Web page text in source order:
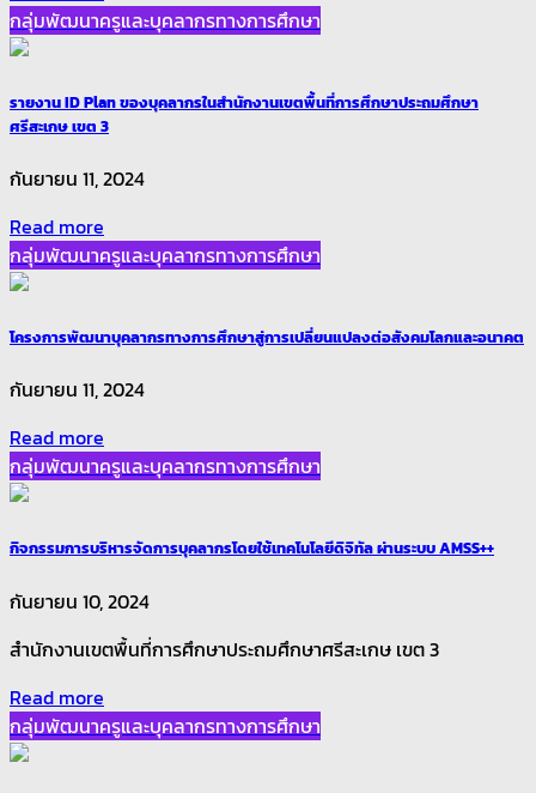
กลุ่มพัฒนาครูและบุคลากรทางการศึกษา
รายงาน ID Plan ของบุคลากรในสำนักงานเขตพื้นที่การศึกษาประถมศึกษา
ศรีสะเกษ เขต 3
กันยายน 11, 2024
Read more
กลุ่มพัฒนาครูและบุคลากรทางการศึกษา
โครงการพัฒนาบุคลากรทางการศึกษาสู่การเปลี่ยนแปลงต่อสังคมโลกและอนาคต
กันยายน 11, 2024
Read more
กลุ่มพัฒนาครูและบุคลากรทางการศึกษา
กิจกรรมการบริหารจัดการบุคลากรโดยใช้เทคโนโลยีดิจิทัล ผ่านระบบ AMSS++
กันยายน 10, 2024
สำนักงานเขตพื้นที่การศึกษาประถมศึกษาศรีสะเกษ เขต 3
Read more
กลุ่มพัฒนาครูและบุคลากรทางการศึกษา